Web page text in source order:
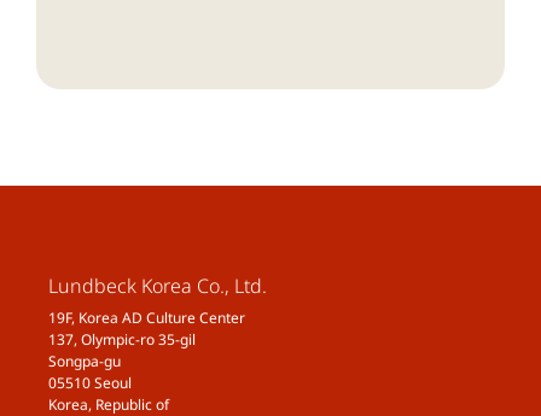
Lundbeck Korea Co., Ltd.
19F, Korea AD Culture Center
137, Olympic-ro 35-gil
Songpa-gu
05510 Seoul
Korea, Republic of